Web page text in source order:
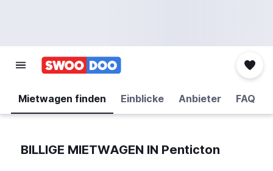
Mietwagen finden Einblicke Anbieter FAQ
BILLIGE MIETWAGEN IN Penticton